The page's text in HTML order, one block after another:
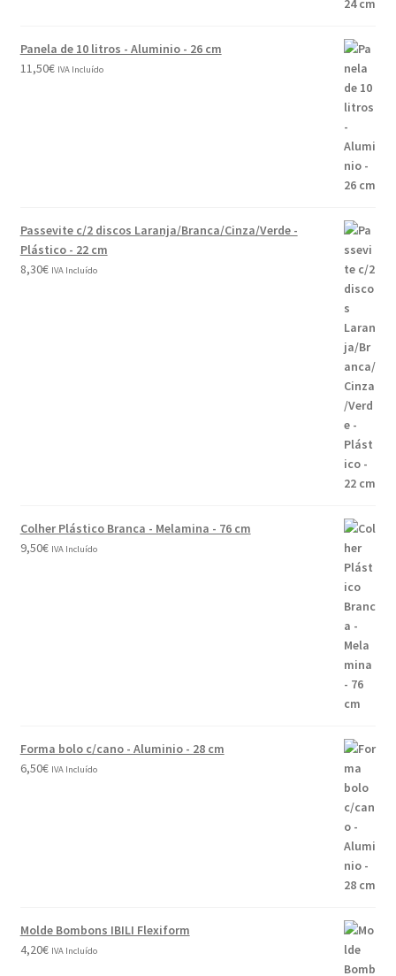
Panela de 10 litros - Aluminio - 26 cm
11,50€ IVA Incluído
Passevite c/2 discos Laranja/Branca/Cinza/Verde -
Plástico - 22 cm
8,30€ IVA Incluído
Colher Plástico Branca - Melamina - 76 cm
9,50€ IVA Incluído
Forma bolo c/cano - Aluminio - 28 cm
6,50€ IVA Incluído
Molde Bombons IBILI Flexiform
4,20€ IVA Incluído